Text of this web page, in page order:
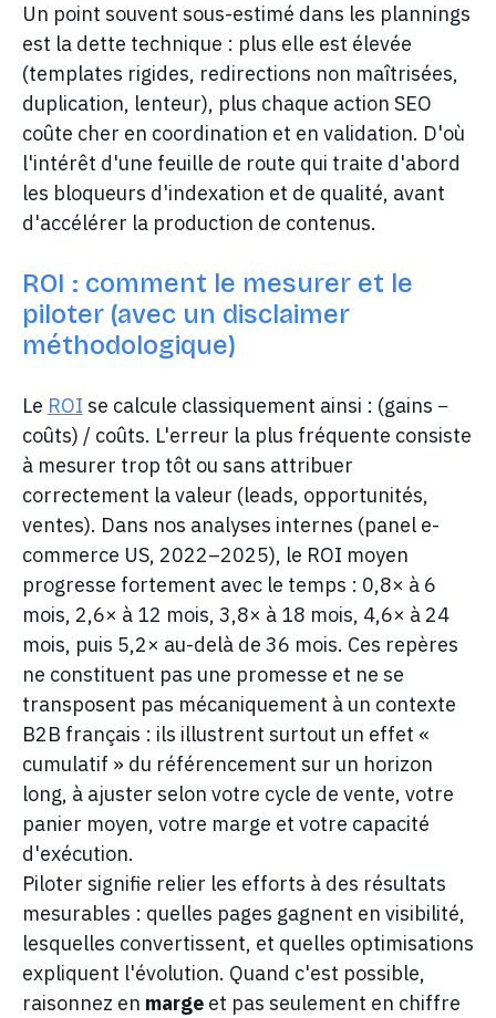
Un point souvent sous-estimé dans les plannings
est la dette technique : plus elle est élevée
(templates rigides, redirections non maîtrisées,
duplication, lenteur), plus chaque action SEO
coûte cher en coordination et en validation. D'où
l'intérêt d'une feuille de route qui traite d'abord
les bloqueurs d'indexation et de qualité, avant
d'accélérer la production de contenus.
ROI : comment le mesurer et le
piloter (avec un disclaimer
méthodologique)
Le ROI se calcule classiquement ainsi : (gains −
coûts) / coûts. L'erreur la plus fréquente consiste
à mesurer trop tôt ou sans attribuer
correctement la valeur (leads, opportunités,
ventes). Dans nos analyses internes (panel e-
commerce US, 2022–2025), le ROI moyen
progresse fortement avec le temps : 0,8× à 6
mois, 2,6× à 12 mois, 3,8× à 18 mois, 4,6× à 24
mois, puis 5,2× au-delà de 36 mois. Ces repères
ne constituent pas une promesse et ne se
transposent pas mécaniquement à un contexte
B2B français : ils illustrent surtout un effet «
cumulatif » du référencement sur un horizon
long, à ajuster selon votre cycle de vente, votre
panier moyen, votre marge et votre capacité
d'exécution.
Piloter signifie relier les efforts à des résultats
mesurables : quelles pages gagnent en visibilité,
lesquelles convertissent, et quelles optimisations
expliquent l'évolution. Quand c'est possible,
raisonnez en margeet pas seulement en chiffre